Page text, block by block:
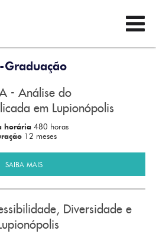
Graduação
- Análise do
em Lupionópolis
horária 480 horas
12 meses
SAIBA MAIS
Diversidade e